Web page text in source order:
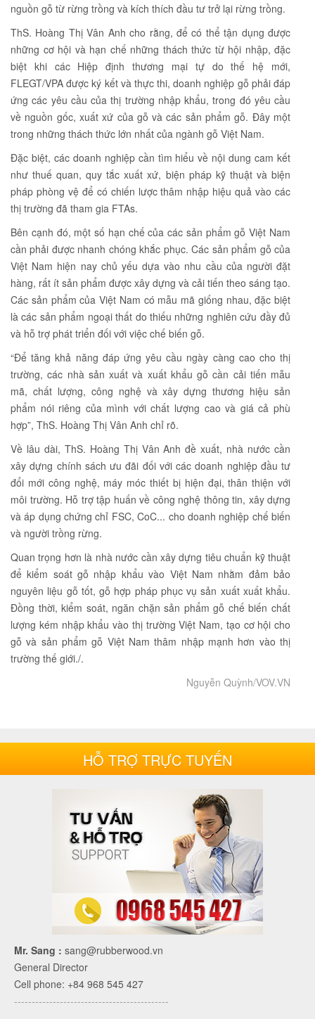
nguồn gỗ từ rừng trồng và kích thích đầu tư trở lại rừng trồng.
ThS. Hoàng Thị Vân Anh cho rằng, để có thể tận dụng được
những cơ hội và hạn chế những thách thức từ hội nhập, đặc
biệt khi các Hiệp định thương mại tự do thế hệ mới,
FLEGT/VPA được ký kết và thực thi, doanh nghiệp gỗ phải đáp
ứng các yêu cầu của thị trường nhập khẩu, trong đó yêu cầu
về nguồn gốc, xuất xứ của gỗ và các sản phẩm gỗ. Đây một
trong những thách thức lớn nhất của ngành gỗ Việt Nam.
Đặc biệt, các doanh nghiệp cần tìm hiểu về nội dung cam kết
như thuế quan, quy tắc xuất xứ, biện pháp kỹ thuật và biện
pháp phòng vệ để có chiến lược thâm nhập hiệu quả vào các
thị trường đã tham gia FTAs.
Bên cạnh đó, một số hạn chế của các sản phẩm gỗ Việt Nam
cần phải được nhanh chóng khắc phục. Các sản phẩm gỗ của
Việt Nam hiện nay chủ yếu dựa vào nhu cầu của người đặt
hàng, rất ít sản phẩm được xây dựng và cải tiến theo sáng tạo.
Các sản phẩm của Việt Nam có mẫu mã giống nhau, đặc biệt
là các sản phẩm ngoại thất do thiếu những nghiên cứu đầy đủ
và hỗ trợ phát triển đối với việc chế biến gỗ.
“Để tăng khả năng đáp ứng yêu cầu ngày càng cao cho thị
trường, các nhà sản xuất và xuất khẩu gỗ cần cải tiến mẫu
mã, chất lượng, công nghệ và xây dựng thương hiệu sản
phẩm nói riêng của mình với chất lượng cao và giá cả phù
hợp”, ThS. Hoàng Thị Vân Anh chỉ rõ.
Về lâu dài, ThS. Hoàng Thị Vân Anh đề xuất, nhà nước cần
xây dựng chính sách ưu đãi đối với các doanh nghiệp đầu tư
đổi mới công nghệ, máy móc thiết bị hiện đại, thân thiện với
môi trường. Hỗ trợ tập huấn về công nghệ thông tin, xây dựng
và áp dụng chứng chỉ FSC, CoC... cho doanh nghiệp chế biến
và người trồng rừng.
Quan trọng hơn là nhà nước cần xây dựng tiêu chuẩn kỹ thuật
để kiểm soát gỗ nhập khẩu vào Việt Nam nhằm đảm bảo
nguyên liệu gỗ tốt, gỗ hợp pháp phục vụ sản xuất xuất khẩu.
Đồng thời, kiểm soát, ngăn chặn sản phẩm gỗ chế biến chất
lượng kém nhập khẩu vào thị trường Việt Nam, tạo cơ hội cho
gỗ và sản phẩm gỗ Việt Nam thâm nhập mạnh hơn vào thị
trường thế giới./.
Nguyễn Quỳnh/VOV.VN
HỖ TRỢ TRỰC TUYẾN
Mr. Sang : sang@rubberwood.vn
General Director
Cell phone: +84 968 545 427
--------------------------------------------